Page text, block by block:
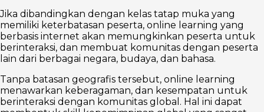
Jika dibandingkan dengan kelas tatap muka yang
memiliki keterbatasan peserta, online learning yang
berbasis internet akan memungkinkan peserta untuk
berinteraksi, dan membuat komunitas dengan peserta
lain dari berbagai negara, budaya, dan bahasa.
Tanpa batasan geografis tersebut, online learning
menawarkan keberagaman, dan kesempatan untuk
berinteraksi dengan komunitas global. Hal ini dapat